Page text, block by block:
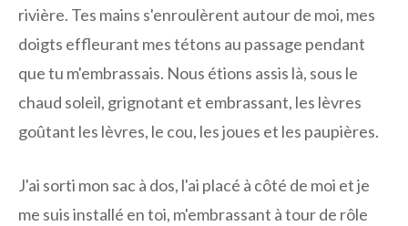
rivière. Tes mains s'enroulèrent autour de moi, mes
doigts effleurant mes tétons au passage pendant
que tu m'embrassais. Nous étions assis là, sous le
chaud soleil, grignotant et embrassant, les lèvres
goûtant les lèvres, le cou, les joues et les paupières.
J'ai sorti mon sac à dos, l'ai placé à côté de moi et je
me suis installé en toi, m'embrassant à tour de rôle